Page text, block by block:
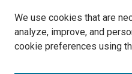
We use cookies that are
analyze, improve, and
cookie preferences using